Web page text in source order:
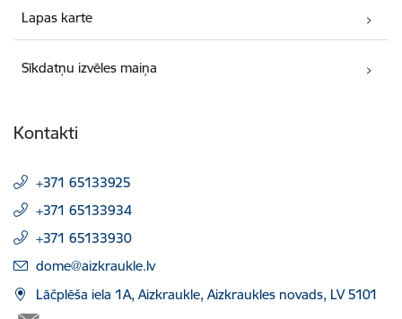
Lapas karte
Sīkdatņu izvēles maiņa
Kontakti
+371 65133925
+371 65133934
+371 65133930
E-pasts:
dome@aizkraukle.lv
Lāčplēša iela 1A, Aizkraukle, Aizkraukles novads, LV 5101